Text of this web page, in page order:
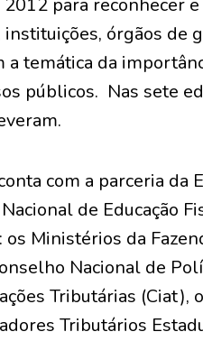
2012 para reconhecer
instituições, órgãos de
a temática da
públicos. Nas sete
com a parceria da
de Educação
Ministérios da
Nacional de
Tributárias (Ciat),
Tributários